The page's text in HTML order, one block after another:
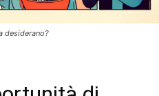
desiderano?